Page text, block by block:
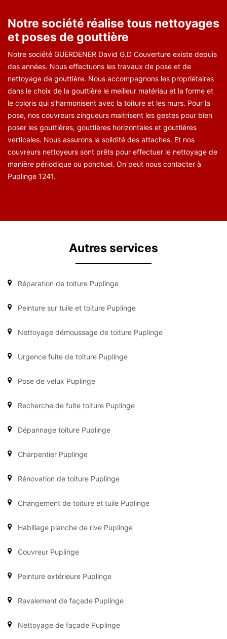
Notre société réalise tous nettoyages
et poses de gouttière
Notre société GUERDENER David G.D Couverture existe depuis
des années. Nous effectuons les travaux de pose et de
nettoyage de gouttière. Nous accompagnons les propriétaires
dans le choix de la gouttière le meilleur matériau et la forme et
le coloris qui s’harmonisent avec la toiture et les murs. Pour la
pose, nos couvreurs zingueurs maitrisent les gestes pour bien
poser les gouttières, gouttières horizontales et gouttières
verticales. Nous assurons la solidité des attaches. Et nos
couvreurs nettoyeurs sont prêts pour effectuer le nettoyage de
manière périodique ou ponctuel. On peut nous contacter à
Puplinge 1241.
Autres services
Réparation de toiture Puplinge
Peinture sur tuile et toiture Puplinge
Nettoyage démoussage de toiture Puplinge
Urgence fuite de toiture Puplinge
Pose de velux Puplinge
Recherche de fuite toiture Puplinge
Dépannage toiture Puplinge
Charpentier Puplinge
Rénovation de toiture Puplinge
Changement de toiture et tuile Puplinge
Habillage planche de rive Puplinge
Couvreur Puplinge
Peinture extérieure Puplinge
Ravalement de façade Puplinge
Nettoyage de façade Puplinge